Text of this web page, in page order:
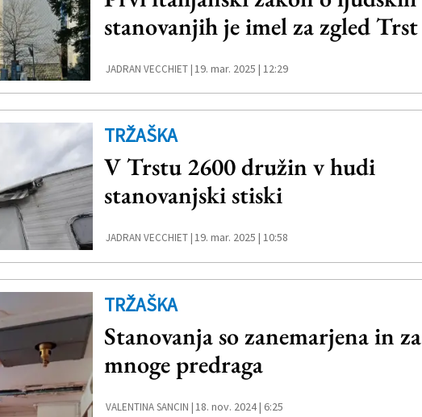
stanovanjih je imel za zgled Trst
JADRAN VECCHIET | 19. mar. 2025 | 12:29
TRŽAŠKA
V Trstu 2600 družin v hudi
stanovanjski stiski
JADRAN VECCHIET | 19. mar. 2025 | 10:58
TRŽAŠKA
Stanovanja so zanemarjena in za
mnoge predraga
VALENTINA SANCIN | 18. nov. 2024 | 6:25